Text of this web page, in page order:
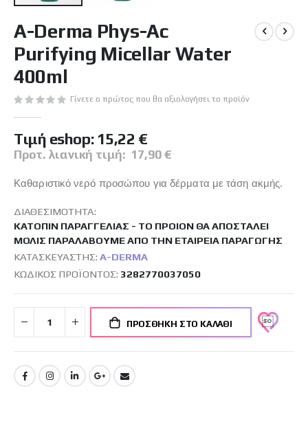
στην
της
συλλογής
εικόνων
A-Derma Phys-Ac
Purifying Micellar Water
400ml
Γίνετε ο πρώτος που θα αξιολογήσει το προϊόν
Tιμή eshop: 15,22 €
Προτ. λιανική τιμή: 17,90 €
Καθαριστικό νερό προσώπου για δέρματα με τάση ακμής.
ΔΙΑΘΕΣΙΜΌΤΗΤΑ:
ΚΑΤΌΠΙΝ ΠΑΡΑΓΓΕΛΊΑΣ - ΤΟ ΠΡΟΙΌΝ ΘΑ ΑΠΟΣΤΑΛΕΊ
ΜΌΛΙΣ ΠΑΡΑΛΆΒΟΥΜΕ ΑΠΌ ΤΗΝ ΕΤΑΙΡΕΊΑ ΠΑΡΑΓΩΓΉΣ
ΚΑΤΑΣΚΕΥΑΣΤΉΣ: A-DERMA
ΚΩΔΙΚΌΣ ΠΡΟΪΌΝΤΟΣ 3282770037050
ΠΡΟΣΘΉΚΗ ΣΤΟ ΚΑΛΆΘΙ